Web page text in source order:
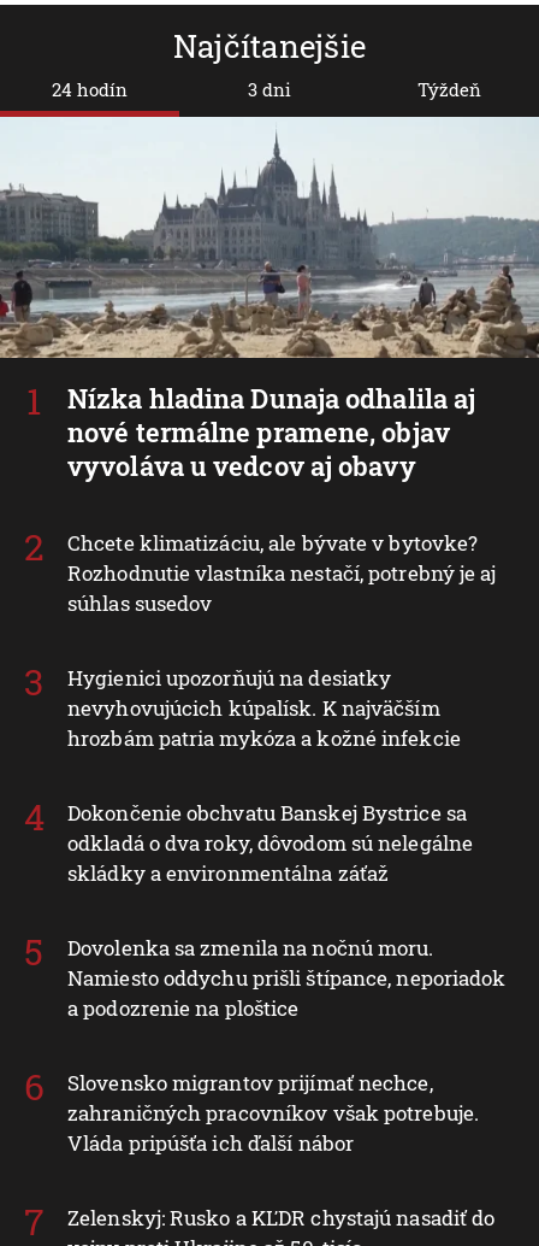
Najčítanejšie
24 hodín
Nízka hladina Dunaja odhalila aj
nové termálne pramene, objav
vyvoláva u vedcov aj obavy
Chcete klimatizáciu, ale bývate v bytovke?
Rozhodnutie vlastníka nestačí, potrebný je aj
súhlas susedov
Hygienici upozorňujú na desiatky
nevyhovujúcich kúpalísk. K najväčším
hrozbám patria mykóza a kožné infekcie
Dokončenie obchvatu Banskej Bystrice sa
odkladá o dva roky, dôvodom sú nelegálne
skládky a environmentálna záťaž
Dovolenka sa zmenila na nočnú moru.
Namiesto oddychu prišli štípance, neporiadok
a podozrenie na ploštice
Slovensko migrantov prijímať nechce,
zahraničných pracovníkov však potrebuje.
Vláda pripúšťa ich ďalší nábor
Zelenskyj: Rusko a KĽDR chystajú nasadiť do
3 dni Týždeň